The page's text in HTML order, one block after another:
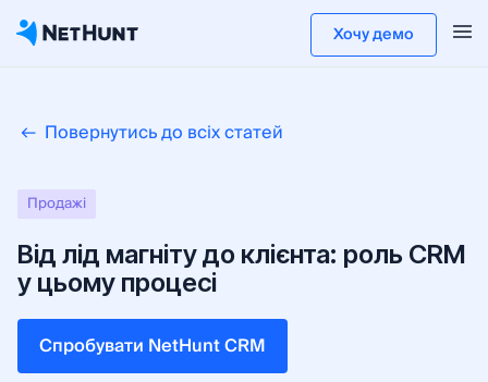
Хочу демо
Повернутись до всіх статей
Продажі
Від лід магніту до клієнта: роль CRM
у цьому процесі
Cпробувати NetHunt CRM